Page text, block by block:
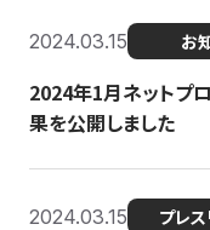
2024.03.15 お
2024年1月ネットプ
果を公開しました
2024.03.15 プレ